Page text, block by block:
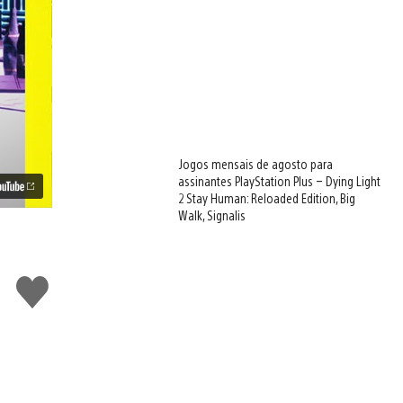
Curtir
Jogos mensais de agosto para
assinantes PlayStation Plus – Dying Light
2 Stay Human: Reloaded Edition, Big
Walk, Signalis